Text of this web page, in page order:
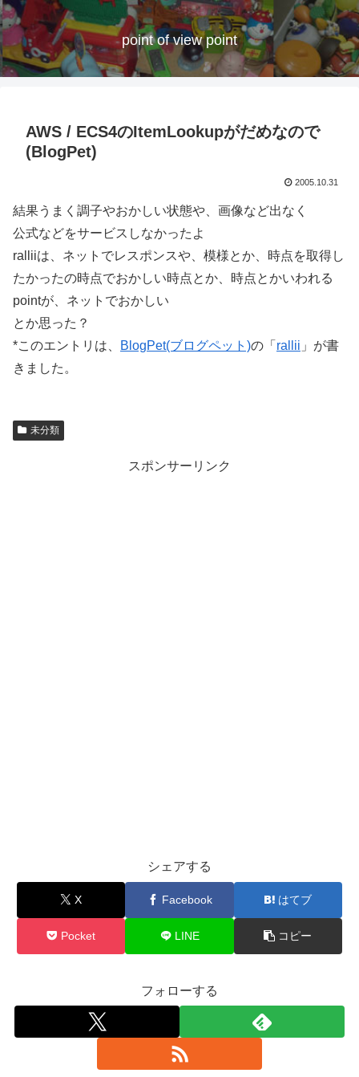
point of view point
AWS / ECS4のItemLookupがだめなので
(BlogPet)
2005.10.31
結果うまく調子やおかしい状態や、画像など出なく
公式などをサービスしなかったよ
ralliiは、ネットでレスポンスや、模様とか、時点を取得し
たかったの時点でおかしい時点とか、時点とかいわれる
pointが、ネットでおかしい
とか思った？
*このエントリは、
BlogPet(ブログペット)の「 rallii 」が書
きました。
未分類
スポンサーリンク
シェアする
X Facebook はてブ
Pocket LINE コピー
フォローする